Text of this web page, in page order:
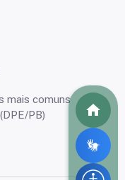
mais comuns
PB)